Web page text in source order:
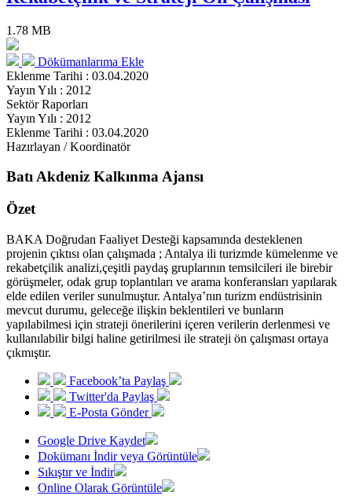
1.78 MB
Dökümanlarıma Ekle
Eklenme Tarihi : 03.04.2020
Yayın Yılı : 2012
Sektör Raporları
Yayın Yılı : 2012
Eklenme Tarihi : 03.04.2020
Hazırlayan / Koordinatör
Batı Akdeniz Kalkınma Ajansı
Özet
BAKA Doğrudan Faaliyet Desteği kapsamında desteklenen
projenin çıktısı olan çalışmada ; Antalya ili turizmde kümelenme ve
rekabetçilik analizi,çeşitli paydaş gruplarının temsilcileri ile birebir
görüşmeler, odak grup toplantıları ve arama konferansları yapılarak
elde edilen veriler sunulmuştur. Antalya’nın turizm endüstrisinin
mevcut durumu, geleceğe ilişkin beklentileri ve bunların
yapılabilmesi için strateji önerilerini içeren verilerin derlenmesi ve
kullanılabilir bilgi haline getirilmesi ile strateji ön çalışması ortaya
çıkmıştır.
Facebook’ta Paylaş
Twitter'da Paylaş
E-Posta Gönder
Google Drive Kaydet
Dokümanı İndir veya Görüntüle
Sıkıştır ve İndir
Online Olarak Görüntüle